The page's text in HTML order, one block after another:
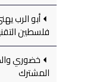
أبو الرب
فلسطين
خضوري
المشترك